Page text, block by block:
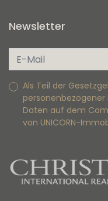
Newsletter
Als Teil der
Daten auf dem
von UNICORN-